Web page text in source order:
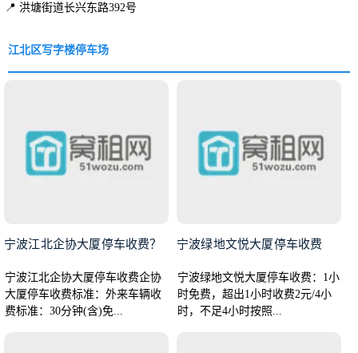
📍 洪塘街道长兴东路392号
江北区写字楼停车场
宁波江北企协大厦停车收费？
宁波江北企协大厦停车收费企协
大厦停车收费标准：外来车辆收
费标准：30分钟(含)免...
宁波绿地文悦大厦停车收费
宁波绿地文悦大厦停车收费：1小
时免费，超出1小时收费2元/4小
时，不足4小时按照...